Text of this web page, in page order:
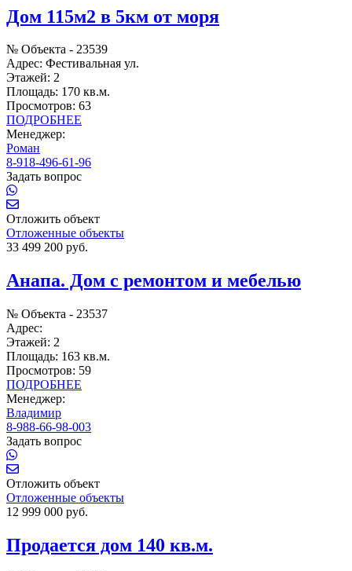
Дом 115м2 в 5км от моря
№ Объекта - 23539
Адрес: Фестивальная ул.
Этажей: 2
Площадь: 170 кв.м.
Просмотров: 63
ПОДРОБНЕЕ
Менеджер:
Роман
8-918-496-61-96
Задать вопрос
Отложить объект
Отложенные объекты
33 499 200 руб.
Анапа. Дом с ремонтом и мебелью
№ Объекта - 23537
Адрес:
Этажей: 2
Площадь: 163 кв.м.
Просмотров: 59
ПОДРОБНЕЕ
Менеджер:
Владимир
8-988-66-98-003
Задать вопрос
Отложить объект
Отложенные объекты
12 999 000 руб.
Продается дом 140 кв.м.